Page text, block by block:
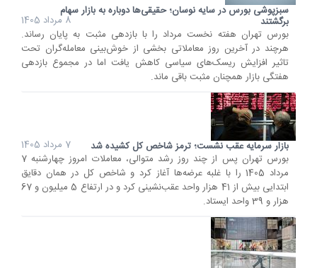
سبزپوشی بورس در سایه نوسان؛ حقیقی‌ها دوباره به بازار سهام
برگشتند
8 مرداد 1405
بورس تهران هفته نخست مرداد را با بازدهی مثبت به پایان رساند.
هرچند در آخرین روز معاملاتی بخشی از خوش‌بینی معامله‌گران تحت
تاثیر افزایش ریسک‌های سیاسی کاهش یافت اما در مجموع بازدهی
هفتگی بازار همچنان مثبت باقی ماند.
بازار سرمایه عقب نشست؛ ترمز شاخص کل کشیده شد
7 مرداد 1405
بورس تهران پس از چند روز رشد متوالی، معاملات امروز چهارشنبه 7
مرداد 1405 را با غلبه عرضه‌ها آغاز کرد و شاخص کل در همان دقایق
ابتدایی بیش از 41 هزار واحد عقب‌نشینی کرد و در ارتفاع 5 میلیون و 67
هزار و 39 واحد ایستاد.